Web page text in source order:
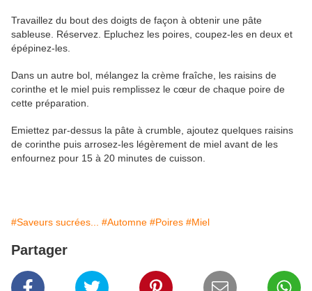
Travaillez du bout des doigts de façon à obtenir une pâte
sableuse. Réservez. Epluchez les poires, coupez-les en deux et
épépinez-les.
Dans un autre bol, mélangez la crème fraîche, les raisins de
corinthe et le miel puis remplissez le cœur de chaque poire de
cette préparation.
Emiettez par-dessus la pâte à crumble, ajoutez quelques raisins
de corinthe puis arrosez-les légèrement de miel avant de les
enfournez pour 15 à 20 minutes de cuisson.
#Saveurs sucrées... #Automne #Poires #Miel
Partager